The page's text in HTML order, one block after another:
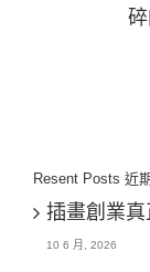
Resent Posts 近
插畫創業
10 6 月, 2026